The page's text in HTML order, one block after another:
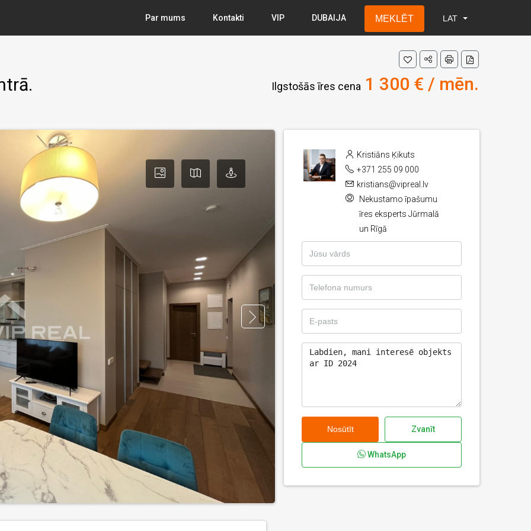
Par mums Kontakti VIP DUBAIJA MEKLĒT
LAT
LAT
ENG
Ilgstošās īres cena 1 300 € / mēn.
Kristiāns Ķikuts
+371 255 09 000
kristians@vipreal.lv
Nekustamo īpašumu
īres eksperts Jūrmalā
un Rīgā
Nosūtīt Zvanīt
WhatsApp